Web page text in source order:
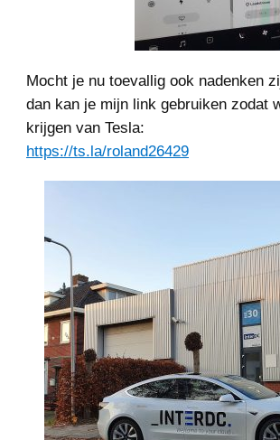
Mocht je nu toevallig ook nadenken
dan kan je mijn link gebruiken zodat
krijgen van Tesla:
https://ts.la/roland26429